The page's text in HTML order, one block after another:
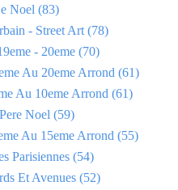
Noel (83)
- Street Art (78)
- 20eme (70)
Au 20eme Arrond (61)
Au 10eme Arrond (61)
Noel (59)
Au 15eme Arrond (55)
Parisiennes (54)
Et Avenues (52)